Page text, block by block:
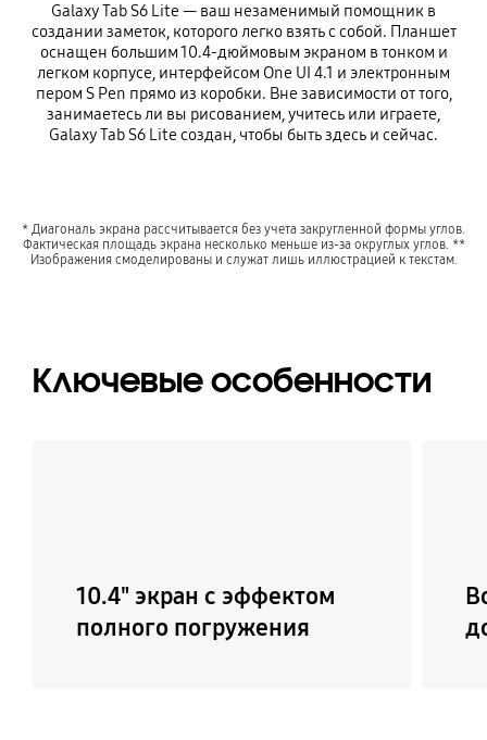
Galaxy Tab S6 Lite — ваш незаменимый помощник в
создании заметок, которого легко взять с собой. Планшет
оснащен большим 10.4-дюймовым экраном в тонком и
легком корпусе, интерфейсом One UI 4.1 и электронным
пером S Pen прямо из коробки. Вне зависимости от того,
занимаетесь ли вы рисованием, учитесь или играете,
Galaxy Tab S6 Lite создан, чтобы быть здесь и сейчас.
* Диагональ экрана рассчитывается без учета закругленной формы углов.
Фактическая площадь экрана несколько меньше из-за округлых углов. **
Изображения смоделированы и служат лишь иллюстрацией к текстам.
Ключевые особенности
10.4" экран с эффектом
полного погружения